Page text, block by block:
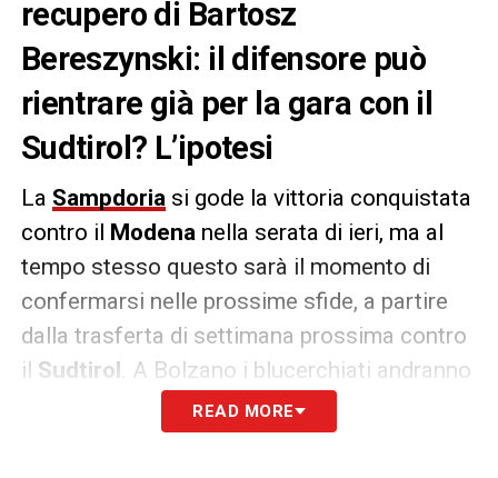
recupero di Bartosz
Bereszynski: il difensore può
rientrare già per la gara con il
Sudtirol? L’ipotesi
La Sampdoriasi gode la vittoria conquistata
contro il Modenanella serata di ieri, ma al
tempo stesso questo sarà il momento di
confermarsi nelle prossime sfide, a partire
dalla trasferta di settimana prossima contro
il Sudtirol . A Bolzano i blucerchiati andranno
a caccia della terza vittoria consecutiva, e
Leonardo Semplicipotrebbe
READ MORE